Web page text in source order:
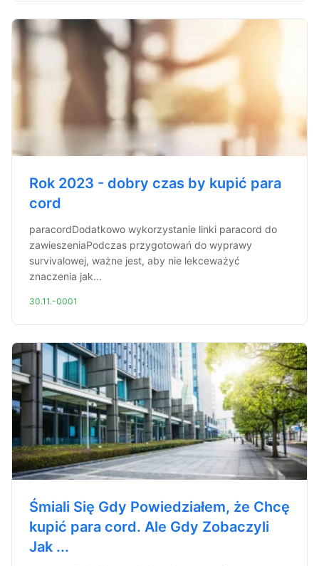
Rok 2023 - dobry czas by kupić para
cord
paracordDodatkowo wykorzystanie linki paracord do
zawieszeniaPodczas przygotowań do wyprawy
survivalowej, ważne jest, aby nie lekceważyć
znaczenia jak...
30.11.-0001
Śmiali Się Gdy Powiedziałem, że Chcę
kupić para cord. Ale Gdy Zobaczyli
Jak ...